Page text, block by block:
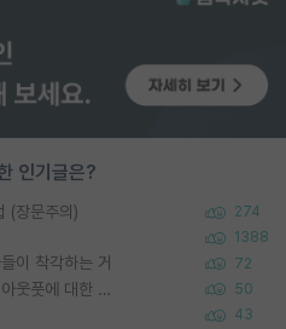
인기글은?
(장문주의) 274
1388
이 착각하는 거 72
포스텍 억까에 대해 (동문의 학문적 아웃풋에 대한 반박) 50
43